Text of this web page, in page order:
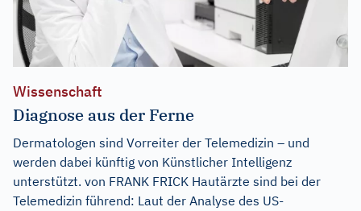
Wissenschaft
Diagnose aus der Ferne
Dermatologen sind Vorreiter der Telemedizin – und
werden dabei künftig von Künstlicher Intelligenz
unterstützt. von FRANK FRICK Hautärzte sind bei der
Telemedizin führend: Laut der Analyse des US-